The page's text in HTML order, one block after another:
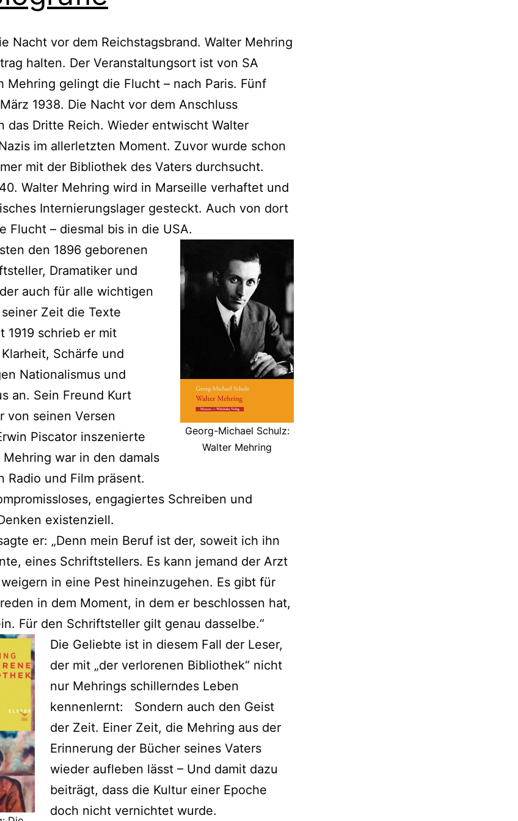
Nacht vor dem Reichstagsbrand. Walter Mehring
halten. Der Veranstaltungsort ist von SA
Mehring gelingt die Flucht – nach Paris. Fünf
1938. Die Nacht vor dem Anschluss
das Dritte Reich. Wieder entwischt Walter
im allerletzten Moment. Zuvor wurde schon
mit der Bibliothek des Vaters durchsucht.
Walter Mehring wird in Marseille verhaftet und
Internierungslager gesteckt. Auch von dort
Flucht – diesmal bis in die USA.
Georg-Michael Schulz:
Walter Mehring
den 1896 geborenen
Dramatiker und
auch für alle wichtigen
Zeit die Texte
1919 schrieb er mit
Schärfe und
Nationalismus und
an. Sein Freund Kurt
von seinen Versen
Piscator inszenierte
war in den damals
Radio und Film präsent.
engagiertes Schreiben und
existenziell.
er: „Denn mein Beruf ist der, soweit ich ihn
eines Schriftstellers. Es kann jemand der Arzt
in eine Pest hineinzugehen. Es gibt für
in dem Moment, in dem er beschlossen hat,
Für den Schriftsteller gilt genau dasselbe.“
Die Geliebte ist in diesem Fall der Leser,
der mit „der verlorenen Bibliothek“ nicht
nur Mehrings schillerndes Leben
kennenlernt: Sondern auch den Geist
der Zeit. Einer Zeit, die Mehring aus der
Erinnerung der Bücher seines Vaters
wieder aufleben lässt – Und damit dazu
beiträgt, dass die Kultur einer Epoche
doch nicht vernichtet wurde.